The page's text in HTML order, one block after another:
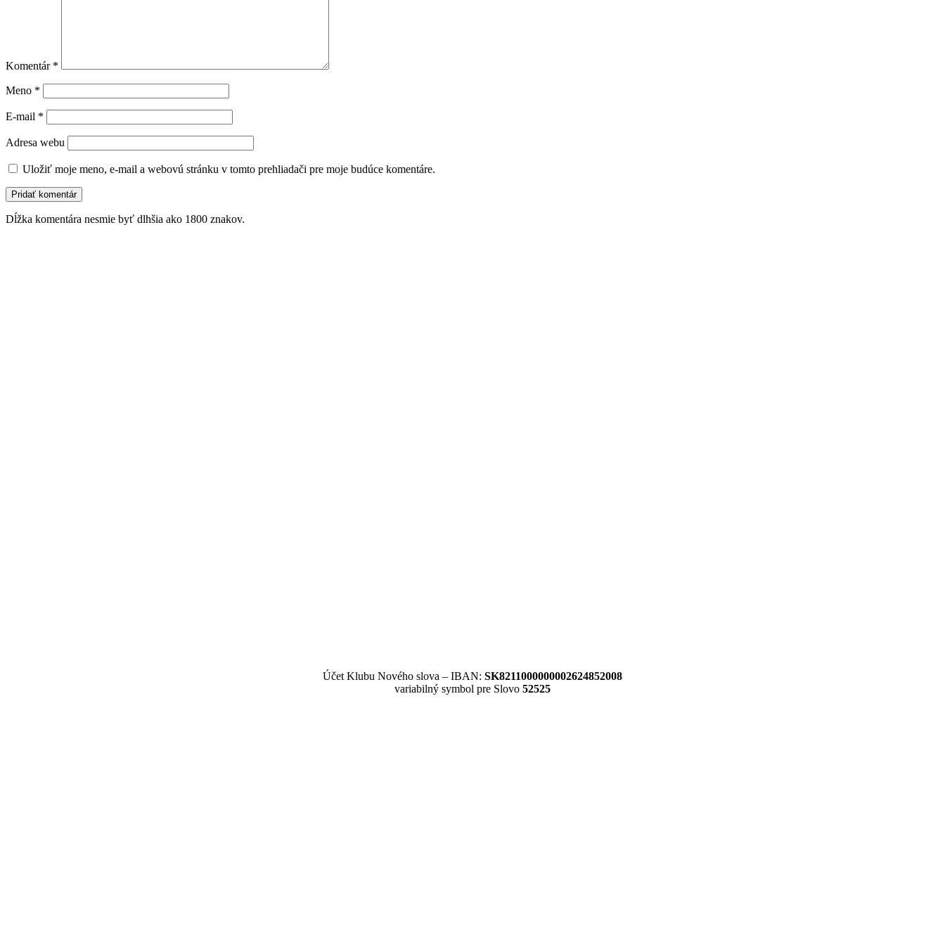
Komentár *
Meno *
E-mail *
Adresa webu
Uložiť moje meno, e-mail a webovú stránku v tomto prehliadači pre moje budúce komentáre.
Dĺžka komentára nesmie byť dlhšia ako 1800 znakov.
Účet Klubu Nového slova – IBAN: SK8211000000002624852008
variabilný symbol pre Slovo 52525